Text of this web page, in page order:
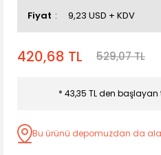
Fiyat 9,23 USD + KDV
420,68 TL 529,07 TL
* 43,35 TL den başlayan
Bu ürünü depomuzdan da